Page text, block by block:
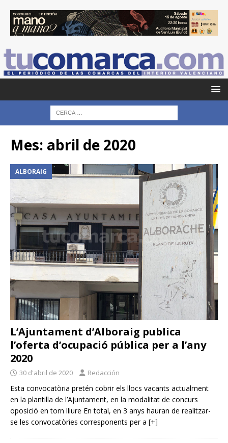
Mes: abril de 2020
ALBORAIG
L’Ajuntament d’Alboraig publica
l’oferta d’ocupació pública per a l’any
2020
30 d'abril de 2020 Redacción
Esta convocatòria pretén cobrir els llocs vacants actualment
en la plantilla de l’Ajuntament, en la modalitat de concurs
oposició en torn lliure En total, en 3 anys hauran de realitzar-
se les convocatòries corresponents per a [+]